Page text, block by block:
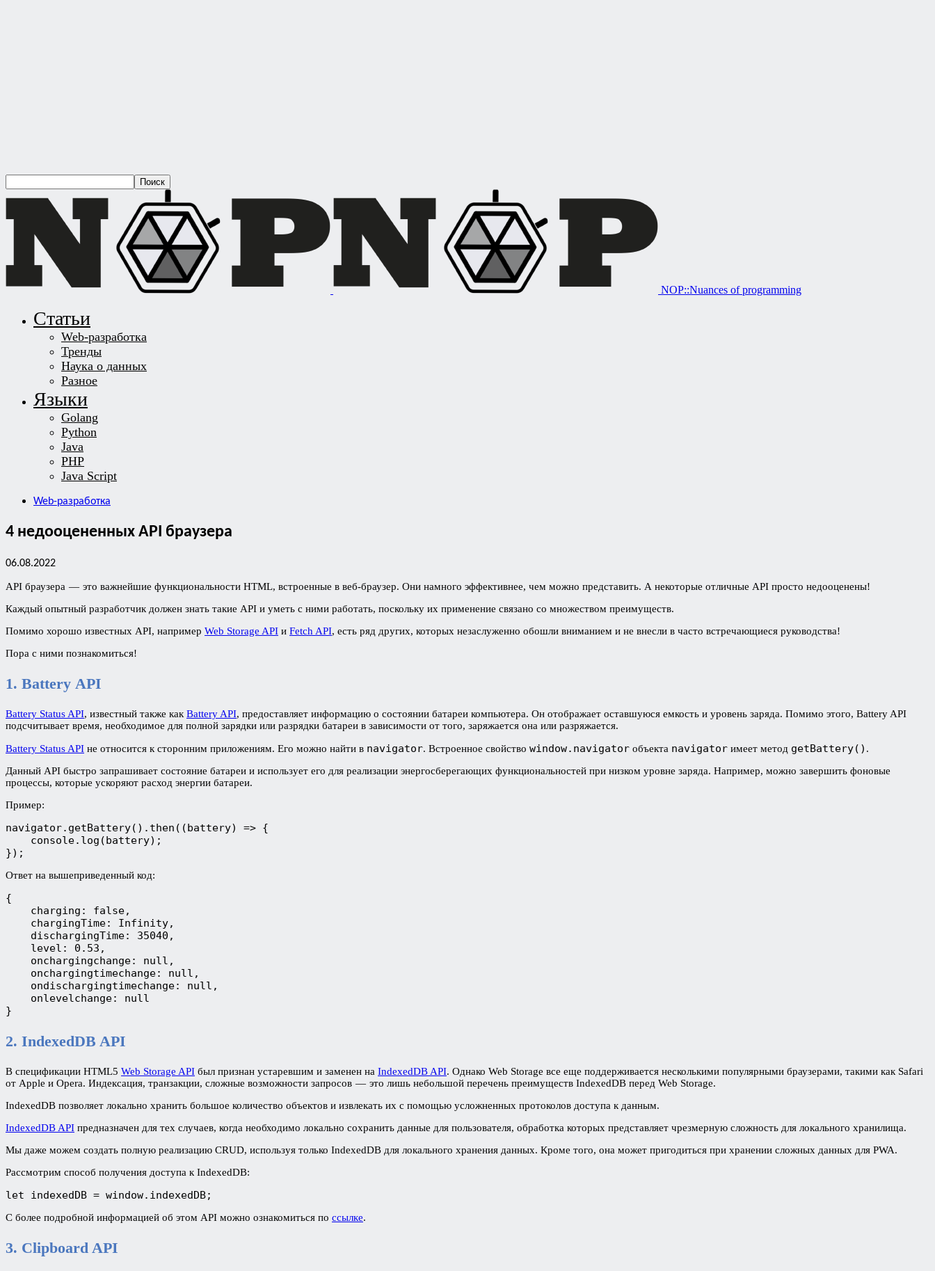
NOP::Nuances of programming
Статьи
Web-разработка
Тренды
Наука о данных
Разное
Языки
Golang
Python
Java
PHP
Java Script
Web-разработка
4 недооцененных API браузера
06.08.2022
API браузера — это важнейшие функциональности HTML, встроенные в веб-браузер. Они намного эффективнее, чем можно представить. А некоторые отличные API просто недооценены!
Каждый опытный разработчик должен знать такие API и уметь с ними работать, поскольку их применение связано со множеством преимуществ.
Помимо хорошо известных API, например Web Storage API и Fetch API, есть ряд других, которых незаслуженно обошли вниманием и не внесли в часто встречающиеся руководства!
Пора с ними познакомиться!
1. Battery API
Battery Status API, известный также как Battery API, предоставляет информацию о состоянии батареи компьютера. Он отображает оставшуюся емкость и уровень заряда. Помимо этого, Battery API
подсчитывает время, необходимое для полной зарядки или разрядки батареи в зависимости от того, заряжается она или разряжается.
Battery Status API не относится к сторонним приложениям. Его можно найти в navigator. Встроенное свойство window.navigator объекта navigator имеет метод getBattery() .
Данный API быстро запрашивает состояние батареи и использует его для реализации энергосберегающих функциональностей при низком уровне заряда. Например, можно завершить фоновые
процессы, которые ускоряют расход энергии батареи.
Пример:
navigator.getBattery().then((battery) => {
    console.log(battery);
});
Ответ на вышеприведенный код:
{
    charging: false,
    chargingTime: Infinity,
    dischargingTime: 35040,
    level: 0.53,
    onchargingchange: null,
    onchargingtimechange: null,
    ondischargingtimechange: null,
    onlevelchange: null
}
2. IndexedDB API
В спецификации HTML5 Web Storage API был признан устаревшим и заменен на IndexedDB API. Однако Web Storage все еще поддерживается несколькими популярными браузерами, такими как Safari
от Apple и Opera. Индексация, транзакции, сложные возможности запросов — это лишь небольшой перечень преимуществ IndexedDB перед Web Storage.
IndexedDB позволяет локально хранить большое количество объектов и извлекать их с помощью усложненных протоколов доступа к данным.
IndexedDB API предназначен для тех случаев, когда необходимо локально сохранить данные для пользователя, обработка которых представляет чрезмерную сложность для локального хранилища.
Мы даже можем создать полную реализацию CRUD, используя только IndexedDB для локального хранения данных. Кроме того, она может пригодиться при хранении сложных данных для PWA.
Рассмотрим способ получения доступа к IndexedDB:
let indexedDB = window.indexedDB;
С более подробной информацией об этом API можно ознакомиться по ссылке.
3. Clipboard API